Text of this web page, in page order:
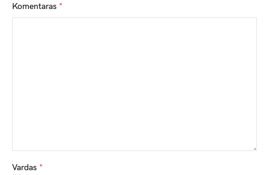
Komentaras *
Vardas *